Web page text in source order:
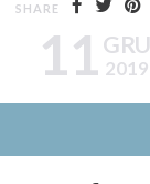
11 GRU
2019
SHARE